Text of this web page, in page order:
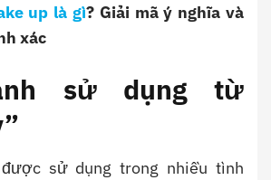
up là gì? Giải mã ý nghĩa và
xác
sử dụng từ
sử dụng trong nhiều tình